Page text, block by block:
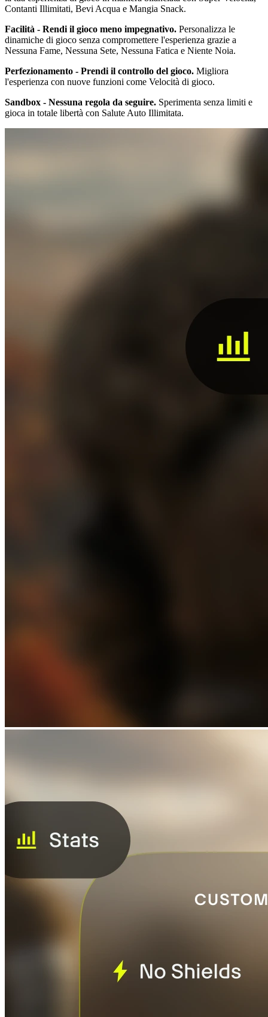
Contanti Illimitati, Bevi Acqua e Mangia Snack.
Facilità - Rendi il gioco meno impegnativo. Personalizza le
dinamiche di gioco senza compromettere l'esperienza grazie a
Nessuna Fame, Nessuna Sete, Nessuna Fatica e Niente Noia.
Perfezionamento - Prendi il controllo del gioco. Migliora
l'esperienza con nuove funzioni come Velocità di gioco.
Sandbox - Nessuna regola da seguire. Sperimenta senza limiti e
gioca in totale libertà con Salute Auto Illimitata.